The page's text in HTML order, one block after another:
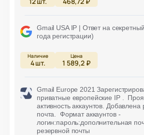
Gmail USA IP | Ответ на
года регистрации)
4шт. 1 589,2 ₽
Gmail Europe 2021
приватные европейские IP .
активность аккаунтов. Добавлена
почта. Формат аккаунтов -
логин:пароль:дополнительная
резервной почты